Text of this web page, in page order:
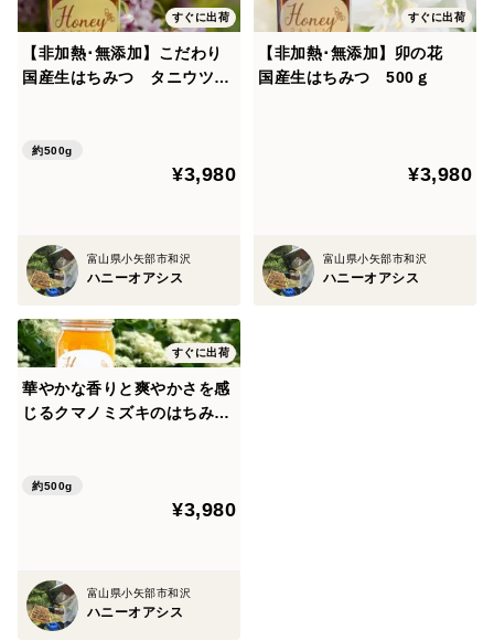
すぐに出荷
【非加熱･無添加】こだわり
国産生はちみつ タニウツ
約500g
¥3,980
富山県小矢部市和沢
ハニーオアシス
すぐに出荷
【非加熱･無添加】卯の花
国産生はちみつ 500ｇ
¥3,980
富山県小矢部市和沢
ハニーオアシス
すぐに出荷
華やかな香りと爽やかさを感
じるクマノミズキのはちみ
約500g
¥3,980
富山県小矢部市和沢
ハニーオアシス